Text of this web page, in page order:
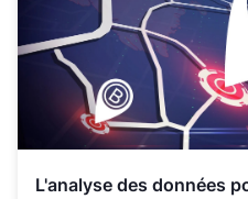
L'analyse des données